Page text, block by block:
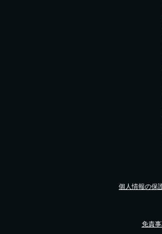
個人情報の保
免責